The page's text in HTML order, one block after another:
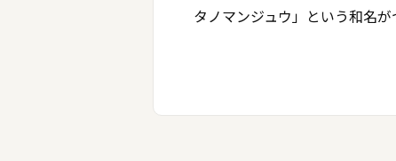
タノマンジュウ」という和名が